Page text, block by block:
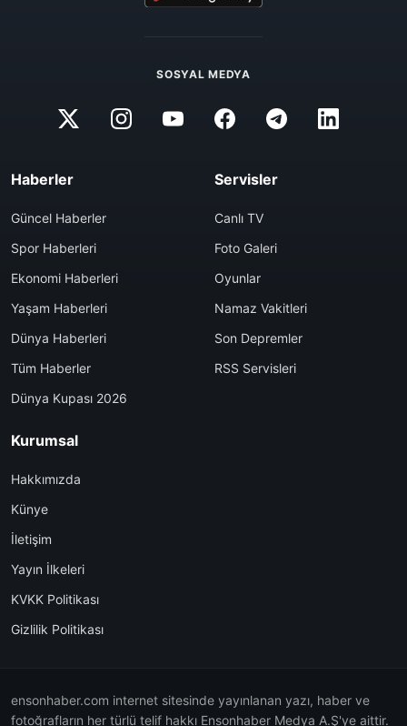
SOSYAL MEDYA
Haberler
Güncel Haberler
Spor Haberleri
Ekonomi Haberleri
Yaşam Haberleri
Dünya Haberleri
Tüm Haberler
Dünya Kupası 2026
Servisler
Canlı TV
Foto Galeri
Oyunlar
Namaz Vakitleri
Son Depremler
RSS Servisleri
Kurumsal
Hakkımızda
Künye
İletişim
Yayın İlkeleri
KVKK Politikası
Gizlilik Politikası
ensonhaber.com internet sitesinde yayınlanan yazı, haber ve
fotoğrafların her türlü telif hakkı Ensonhaber Medya A.Ş'ye aittir.